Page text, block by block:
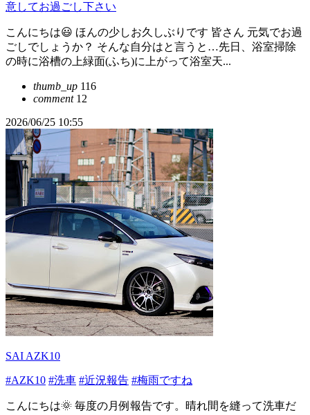
意してお過ごし下さい
こんにちは😃 ほんの少しお久しぶりです 皆さん 元気でお過
ごしでしょうか？ そんな自分はと言うと…先日、浴室掃除
の時に浴槽の上緑面(ふち)に上がって浴室天...
thumb_up 116
comment12
2026/06/25 10:55
SAI AZK10
#AZK10 #洗車 #近況報告 #梅雨ですね
こんにちは🌞 毎度の月例報告です。晴れ間を縫って洗車だ